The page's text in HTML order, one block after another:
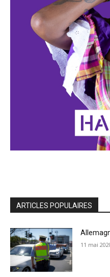
ARTICLES POPULAIRES
11 mai